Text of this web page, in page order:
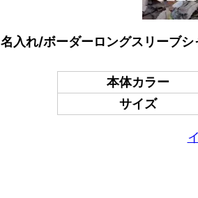
名入れ/ボーダーロングスリーブ
本体カラー
サイズ